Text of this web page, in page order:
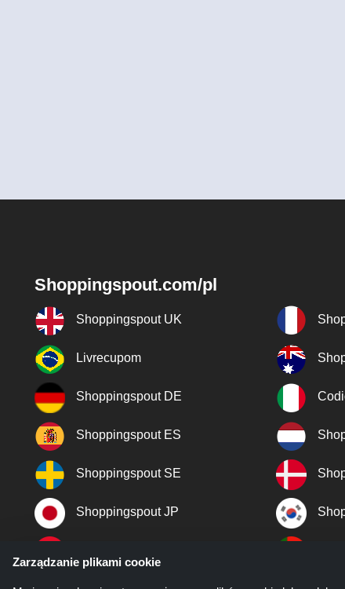
Shoppingspout.com/pl
Shoppingspout UK
Livrecupom
Shoppingspout DE
Shoppingspout ES
Shoppingspout SE
Shoppingspout JP
Zarządzanie plikami cookie